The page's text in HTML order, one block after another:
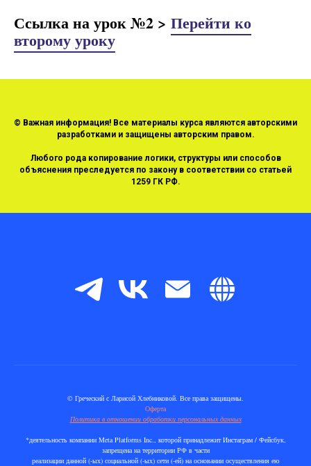
Ссылка на урок №2 > Перейти ко
второму уроку
© Важная информация! Все материалы курса являются авторскими
разработками и защищены авторским правом.
Любого рода копирование логики, структуры или способов
объяснения преследуется по закону в соответствии со статьей
1259 ГК РФ.
© Греческий с Ларисой Хлебниковой. Все права защищены.
Оферта
Политика в отношении обработки персональных данных
*деятельность компании Meta Platforms Inc., которой принадлежит Инстаграм / Фейсбук,
запрещена на территории РФ в части
реализации данной (-ых) социальной (-ых) сети (-ей) на основании осуществления ею